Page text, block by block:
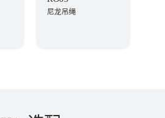
尼龙吊绳